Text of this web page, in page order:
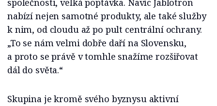
společnosti, velká poptávka. Navíc Jablotron
nabízí nejen samotné produkty, ale také služby
k nim, od cloudu až po pult centrální ochrany.
„To se nám velmi dobře daří na Slovensku,
a proto se právě v tomhle snažíme rozšiřovat
dál do světa.“
Skupina je kromě svého byznysu aktivní